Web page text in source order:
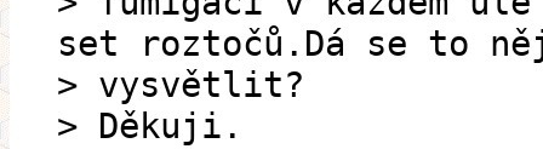
set roztočů.Dá se to
> vysvětlit?
> Děkuji.